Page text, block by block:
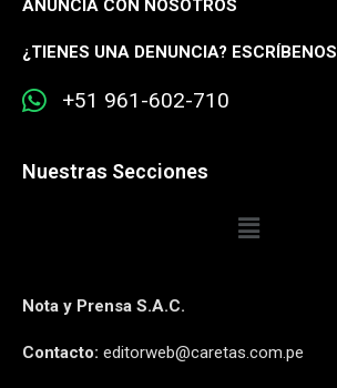
ANUNCIA CON NOSOTROS
¿TIENES UNA DENUNCIA? ESCRÍBENOS
+51 961-602-710
Nuestras Secciones
Nota y Prensa S.A.C.
Contacto: editorweb@caretas.com.pe